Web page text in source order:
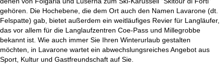
gehören. Die Hochebene, die dem Ort auch den Namen Lavarone (dt.
Felspatte) gab, bietet außerdem ein weitläufiges Revier für Langläufer,
das vor allem für die Langlaufzentren Coe-Pass und Millegrobbe
bekannt ist. Wie auch immer Sie Ihren Winterurlaub gestalten
möchten, in Lavarone wartet ein abwechslungsreiches Angebot aus
Sport, Kultur und Gastfreundschaft auf Sie.